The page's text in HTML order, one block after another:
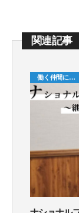
関連記事
働く仲間につ